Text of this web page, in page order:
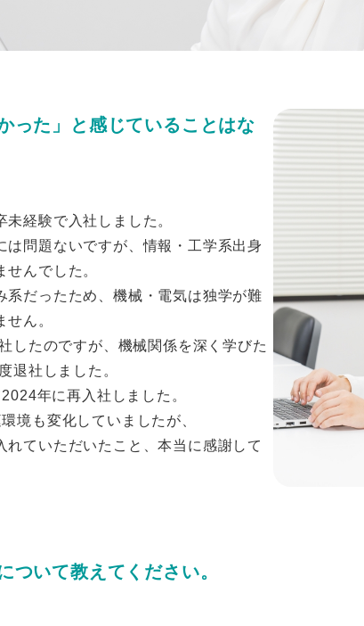
った」と感じていることはな
経験で入社しました。
は問題ないですが、情報・工学系出身
んでした。
系だったため、機械・電気は独学が難
ん。
したのですが、機械関係を深く学びた
退社しました。
年に再入社しました。
境も変化していましたが、
れていただいたこと、本当に感謝して
ついて教えてください。